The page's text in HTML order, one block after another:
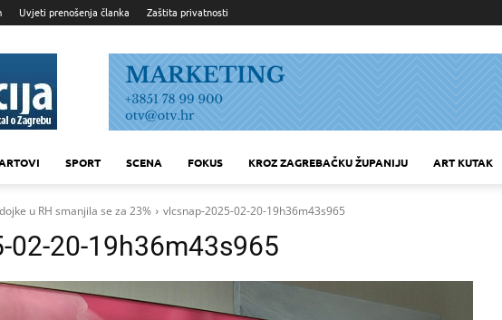
Uvjeti prenošenja članka Zaštita privatnosti
SPORT SCENA FOKUS KROZ ZAGREBAČKU ŽUPANIJU ART KUTAK
u RH smanjila se za 23% vlcsnap-2025-02-20-19h36m43s965
02-20-19h36m43s965